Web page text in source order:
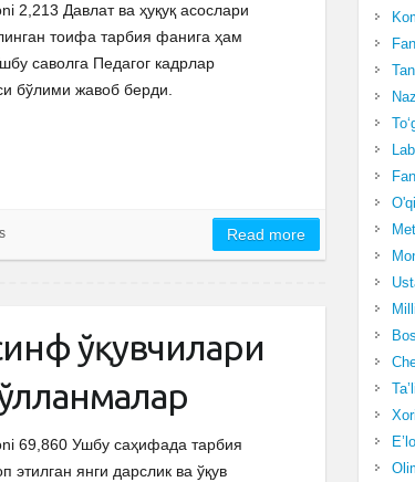
2,213 Давлат ва ҳуқуқ асослари
тоифа тарбия фанига ҳам
саволга Педагог кадрлар
бўлими жавоб берди.
Read more
ўқувчилари
69,860 Ушбу саҳифада тарбия
этилган янги дарслик ва ўқув